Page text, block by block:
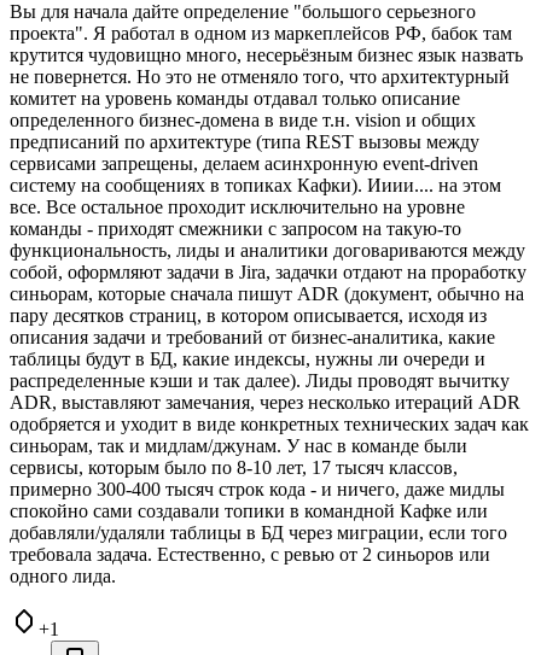
Вы для начала дайте определение "большого серьезного
проекта". Я работал в одном из маркеплейсов РФ, бабок там
крутится чудовищно много, несерьёзным бизнес язык назвать
не повернется. Но это не отменяло того, что архитектурный
комитет на уровень команды отдавал только описание
определенного бизнес-домена в виде т.н. vision и общих
предписаний по архитектуре (типа REST вызовы между
сервисами запрещены, делаем асинхронную event-driven
систему на сообщениях в топиках Кафки). Ииии.... на этом
все. Все остальное проходит исключительно на уровне
команды - приходят смежники с запросом на такую-то
функциональность, лиды и аналитики договариваются между
собой, оформляют задачи в Jira, задачки отдают на проработку
синьорам, которые сначала пишут ADR (документ, обычно на
пару десятков страниц, в котором описывается, исходя из
описания задачи и требований от бизнес-аналитика, какие
таблицы будут в БД, какие индексы, нужны ли очереди и
распределенные кэши и так далее). Лиды проводят вычитку
ADR, выставляют замечания, через несколько итераций ADR
одобряется и уходит в виде конкретных технических задач как
синьорам, так и мидлам/джунам. У нас в команде были
сервисы, которым было по 8-10 лет, 17 тысяч классов,
примерно 300-400 тысяч строк кода - и ничего, даже мидлы
спокойно сами создавали топики в командной Кафке или
добавляли/удаляли таблицы в БД через миграции, если того
требовала задача. Естественно, с ревью от 2 синьоров или
одного лида.
+1